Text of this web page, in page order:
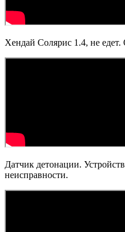
Хендай Солярис 1.4, не
Датчик детонации.
неисправности.